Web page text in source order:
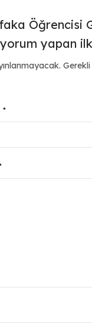
Öğrencisi
yapan
*